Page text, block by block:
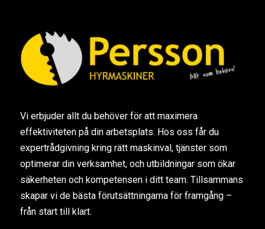
Vi erbjuder allt du behöver för att maximera
effektiviteten på din arbetsplats. Hos oss får du
expertrådgivning kring rätt maskinval, tjänster som
optimerar din verksamhet, och utbildningar som ökar
säkerheten och kompetensen i ditt team. Tillsammans
skapar vi de bästa förutsättningarna för framgång –
från start till klart.